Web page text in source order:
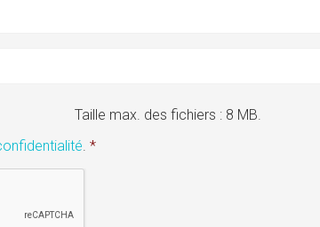
Taille max. des fichiers : 8 MB.
*